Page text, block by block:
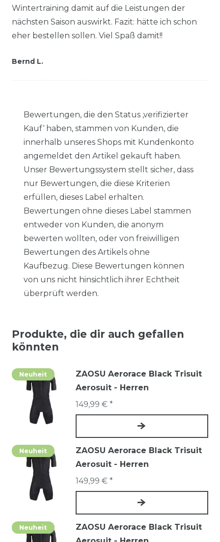
Wintertraining damit auf die Leistungen der
nächsten Saison auswirkt. Fazit: hätte ich schon
eher bestellen sollen. Viel Spaß damit!!
Bernd L.
Bewertungen, die den Status ‚verifizierter
Kauf‘ haben, stammen von Kunden, die
innerhalb unseres Shops mit Kundenkonto
angemeldet den Artikel gekauft haben.
Unser Bewertungssystem stellt sicher, dass
nur Bewertungen, die diese Kriterien
erfüllen, dieses Label erhalten.
Bewertungen ohne dieses Label stammen
entweder von Kunden, die anonym
bewerten wollten, oder von freiwilligen
Bewertungen des Artikels ohne
Kaufbezug. Diese Bewertungen können
von uns nicht hinsichtlich ihrer Echtheit
überprüft werden.
Produkte, die dir auch gefallen
könnten
Neuheit
ZAOSU Aerorace Black Trisuit
Aerosuit - Herren
149,99 € *
Neuheit
ZAOSU Aerorace Black Trisuit
Aerosuit - Herren
149,99 € *
Neuheit
ZAOSU Aerorace Black Trisuit